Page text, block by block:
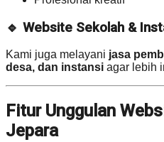
🔹 Website Sekolah &
Kami juga melayani jasa
desa, dan instansi agar lebih
Fitur Unggulan
Jepara